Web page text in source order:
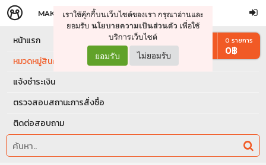
จัดการรถเข็น ดำเนินการต่อ
MAKERS STORE
เราใช้คุ๊กกี้บนเว็บไซต์ของเรา กรุณาอ่านและ
ยอมรับ นโยบายความเป็นส่วนตัว เพื่อใช้
บริการเว็บไซต์
ยอมรับ ไม่ยอมรับ
หน้าแรก
หมวดหมู่สินค้า
แจ้งชำระเงิน
ตรวจสอบสถานะการสั่งซื้อ
ติดต่อสอบถาม
0 รายการ
0฿